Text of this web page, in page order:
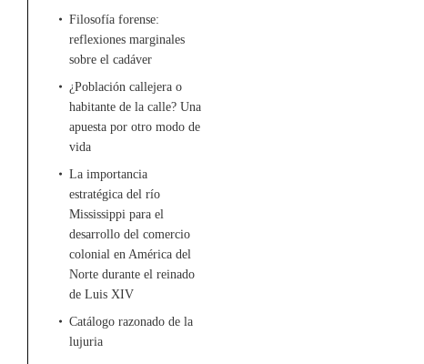
Filosofía forense:
reflexiones marginales
sobre el cadáver
¿Población callejera o
habitante de la calle? Una
apuesta por otro modo de
vida
La importancia
estratégica del río
Mississippi para el
desarrollo del comercio
colonial en América del
Norte durante el reinado
de Luis XIV
Catálogo razonado de la
lujuria